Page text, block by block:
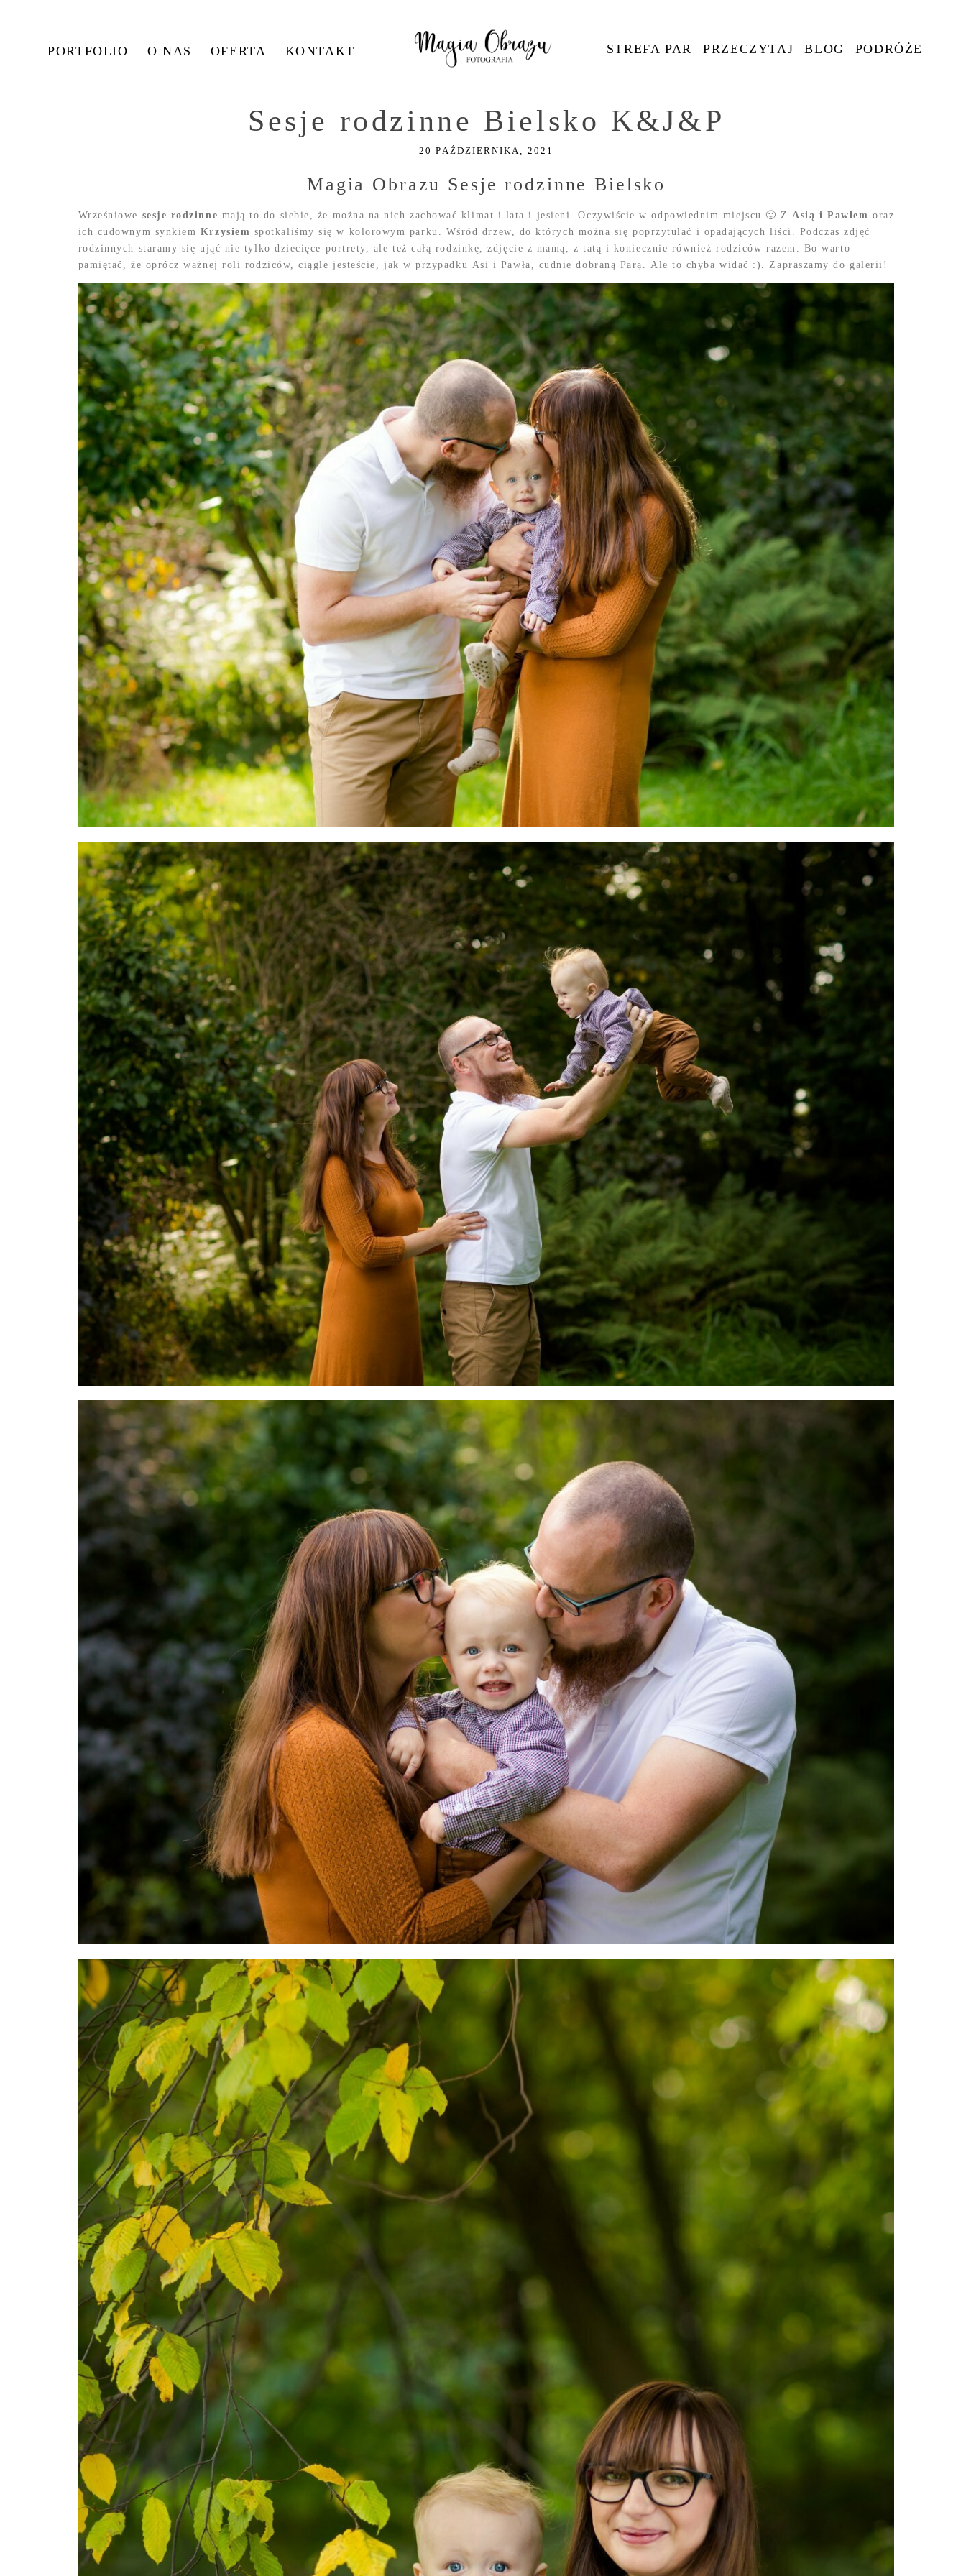
PORTFOLIO O NAS OFERTA KONTAKT STREFA PAR PRZECZYTAJ BLOG PODRÓŻE
Sesje rodzinne Bielsko K&J&P
20 PAŹDZIERNIKA, 2021
Magia Obrazu Sesje rodzinne Bielsko
Wrześniowe sesje rodzinne mają to do siebie, że można na nich zachować klimat i lata i jesieni. Oczywiście w odpowiednim miejscu 🙂 Z Asią i Pawłem oraz
ich cudownym synkiem Krzysiem spotkaliśmy się w kolorowym parku. Wśród drzew, do których można się poprzytulać i opadających liści. Podczas zdjęć
rodzinnych staramy się ująć nie tylko dziecięce portrety, ale też całą rodzinkę, zdjęcie z mamą, z tatą i koniecznie również rodziców razem. Bo warto
pamiętać, że oprócz ważnej roli rodziców, ciągle jesteście, jak w przypadku Asi i Pawła, cudnie dobraną Parą. Ale to chyba widać :). Zapraszamy do galerii!